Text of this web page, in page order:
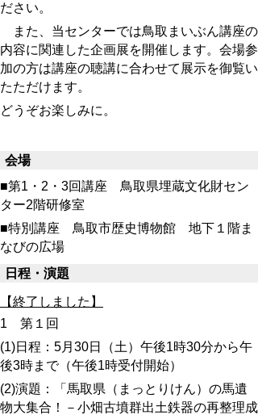
ださい。
また、当センターでは鳥取まいぶん講座の
内容に関連した企画展を開催します。会場参
加の方は講座の聴講に合わせて展示を御覧い
たただけます。
どうぞお楽しみに。
会場
■第1・2・3回講座 鳥取県埋蔵文化財セン
ター2階研修室
■特別講座 鳥取市歴史博物館 地下１階ま
なびの広場
日程・演題
【終了しました】
1 第１回
(1)日程：5月30日（土）午後1時30分から午
後3時まで（午後1時受付開始）
(2)演題：「馬取県（まっとりけん）の馬遺
物大集合！－小畑古墳群出土鉄器の再整理成